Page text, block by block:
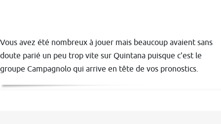
Vous avez été nombreux à jouer mais beaucoup avaient sans
doute parié un peu trop vite sur Quintana puisque c'est le
groupe Campagnolo qui arrive en tête de vos pronostics.